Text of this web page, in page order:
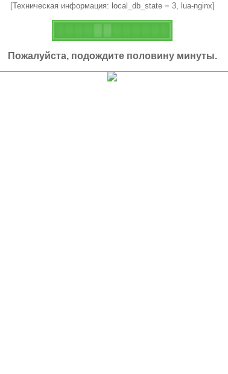
[Техническая информация: local_db_state = 3, lua-nginx]
Пожалуйста, подождите половину минуты.